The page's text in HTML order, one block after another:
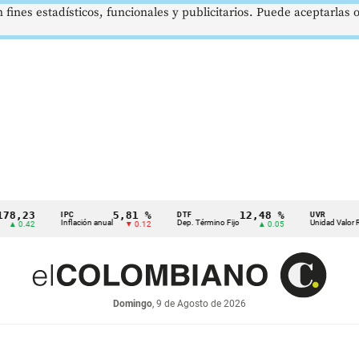
IPC
Inflación anual
5,81 %
▼ 0.12
DTF
Dep. Término Fijo
12,48 %
▲ 0.05
UVR
Unidad Valor Real
Domingo, 9 de Agosto de 2026
estadísticos, funcionales y publicitarios. Puede aceptarlas